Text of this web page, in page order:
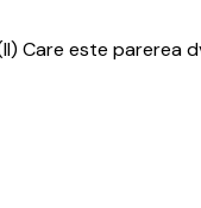
Care este parerea